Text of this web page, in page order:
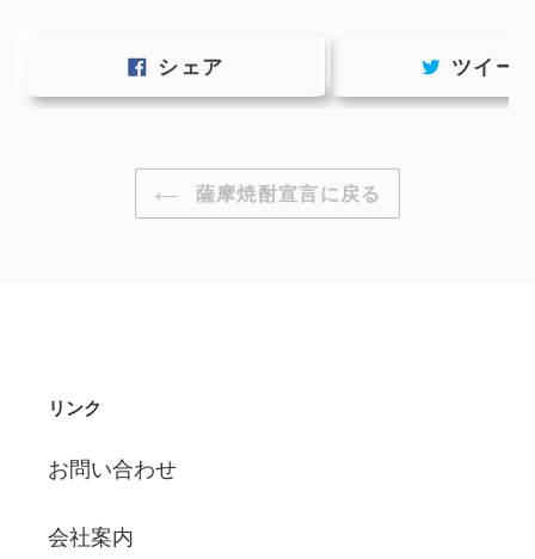
シェア
シ
す
る
ツイー
薩摩焼酎宣言に戻る
リンク
お問い合わせ
会社案内